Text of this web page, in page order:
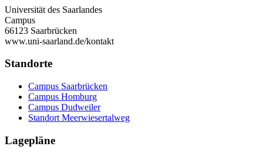
Universität des Saarlandes
Campus
66123 Saarbrücken
www.uni-saarland.de/kontakt
Standorte
Campus Saarbrücken
Campus Homburg
Campus Dudweiler
Standort Meerwiesertalweg
Lagepläne